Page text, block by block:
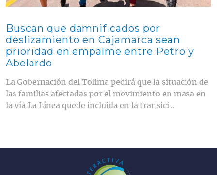
Buscan que damnificados por
deslizamiento en Cajamarca sean
prioridad en empalme entre Petro y
Abelardo
La Gobernación del Tolima pedirá que la situación de
las familias afectadas por el movimiento en masa en
la vía La Línea quede incluida en la transici...